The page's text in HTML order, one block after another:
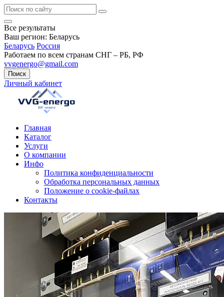
Все результаты
Ваш регион: Беларусь
Беларусь Россия
Работаем по всем странам СНГ – РБ, РФ
vvgenergo@gmail.com
Поиск
Личный кабинет
Главная
Каталог
Услуги
О компании
Инфо
Политика конфиденциальности
Обработка персональных данных
Положение о cookie-файлах
Контакты